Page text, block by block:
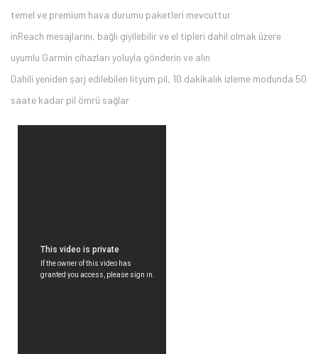
temel ve premium hava durumu paketleri mevcuttur
inReach mesajlarını, bağlı giyilebilir ve el tipleri dahil olmak üzere
uyumlu Garmin cihazları yoluyla gönderin ve alın
Dahili yeniden şarj edilebilen lityum pil, 10 dakikalık izleme modunda 50
saate kadar pil ömrü sağlar